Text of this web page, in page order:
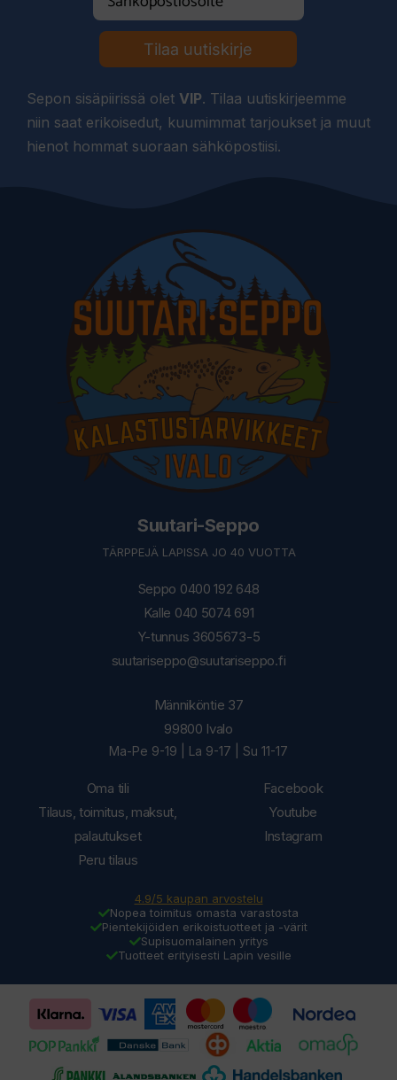
Tilaa uutiskirje
Sepon sisäpiirissä olet VIP. Tilaa uutiskirjeemme
niin saat erikoisedut, kuumimmat tarjoukset ja muut
hienot hommat suoraan sähköpostiisi.
Suutari-Seppo
TÄRPPEJÄ LAPISSA JO 40 VUOTTA
Seppo 0400 192 648
Kalle 040 5074 691
Y-tunnus 3605673-5
suutariseppo@suutariseppo.fi
Oma tili
Tilaus, toimitus, maksut,
palautukset
Peru tilaus
Männiköntie 37
99800 Ivalo
Ma-Pe 9-19 | La 9-17 | Su 11-17
Facebook
Youtube
Instagram
4.9/5 kaupan arvostelu
Nopea toimitus omasta varastosta
Pientekijöiden erikoistuotteet ja -värit
Supisuomalainen yritys
Tuotteet erityisesti Lapin vesille